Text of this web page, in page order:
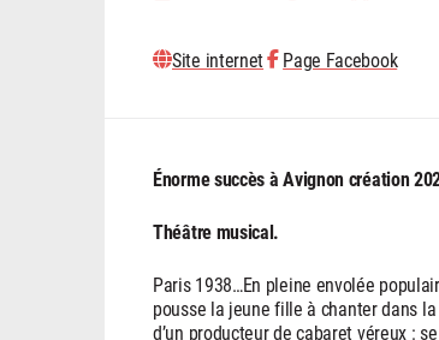
Site internet Page Facebook
Énorme succès à Avignon création
Théâtre musical.
Paris 1938…En pleine envolée
pousse la jeune fille à chanter dans
d’un producteur de cabaret véreux :